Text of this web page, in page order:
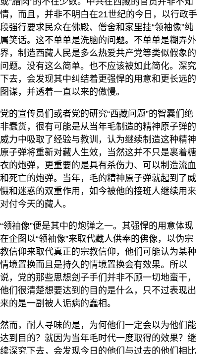
情，而且，并非不明白在21世纪的今日，以行政手
段强行要求民众在佛殿、僧舍和家里挂“领袖像”纯
属笑话。这不单单是洗脑的问题。不单单是糊弄外
界，制造西藏人民是多么热爱共产党等类似假象的
问题。没有这么简单。也不应该被如此简化。深究
下去，会发现其中纠结着更强悍的用意和更长远的
图谋，并透着一直以来的傲慢。
党的宣传员们或者党的研究“西藏问题”的智囊们绝
非蠢货，很有可能是从当年毛制造的精神原子弹的
威力中吸取了经验与教训，认为继续制造这种精神
原子弹将重新对藏人生效，当然这并不只是裹着糖
衣的炮弹，更重要的是具有杀伤力、可以制造流血
和死亡的炮弹。当年，毛的精神原子弹就起到了威
慑和迷惑的双重作用，如今被他的接班人继续用来
对付今天的藏人。
“领袖像”便是其中的炮弹之一。其强悍的用意体现
在企图以“领袖像”来取代藏人供奉的佛像，以伪宗
教信仰来取代真正的宗教信仰，他们可能认为某种
情境置换而且是持久的情境置换会有效果。所以
说，党的那些思想刽子手们并非不顾一切地蛮干，
他们很清楚想要达到的目的是什么，只不过表现出
来的是一副被人诟病的蠢相。
然而，耐人寻味的是，为何他们一定会以为他们能
达到目的？就因为当年毛时代一度取得的效果？继
续深究下去，会发现今日的他们与过去的他们相比